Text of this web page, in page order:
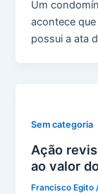
Um
acontece
possui a ata
Sem categoria
Ação
ao valor
Francisco Egito